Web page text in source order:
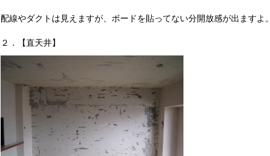
配線やダクトは見えますが、ボードを貼ってない分開放感が出ますよ。
２．【直天井】